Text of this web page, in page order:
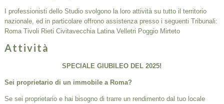
I professionisti dello Studio svolgono la loro attività su tutto il territorio
nazionale, ed in particolare offrono assistenza presso i seguenti Tribunali:
Roma Tivoli Rieti Civitavecchia Latina Velletri Poggio Mirteto
Attività
SPECIALE GIUBILEO DEL 2025!
Sei proprietario di un immobile a Roma?
Se sei proprietario e hai bisogno di trarre un rendimento dal tuo locale